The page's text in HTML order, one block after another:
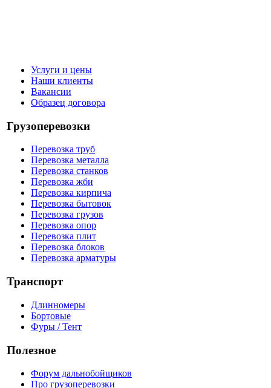
Услуги и цены
Наши клиенты
Вакансии
Образец договора
Грузоперевозки
Перевозка труб
Перевозка металла
Перевозка станков
Перевозка жби
Перевозка кирпича
Перевозка бытовок
Перевозка грузов
Перевозка опор
Перевозка плит
Перевозка блоков
Перевозка арматуры
Транспорт
Длинномеры
Бортовые
Фуры / Тент
Полезное
Форум дальнобойщиков
Про грузоперевозки